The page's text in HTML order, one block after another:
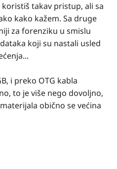
takav pristup, ali sa
kako kažem. Sa druge
za forenziku u smislu
koji su nastali usled
i preko OTG kabla
to je više nego dovoljno,
obično se većina